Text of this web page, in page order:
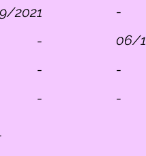
2021
-
-
-
-
06/
-
-